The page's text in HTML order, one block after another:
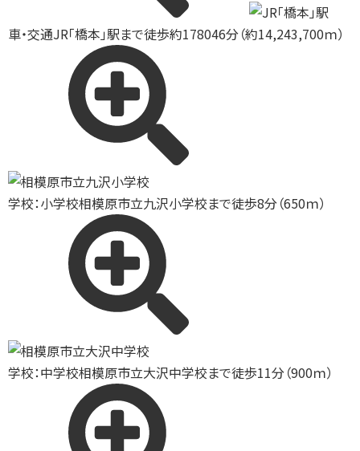
車・交通JR「橋本」駅まで徒歩約178046分（約14,243,700ｍ）
学校：小学校相模原市立九沢小学校まで徒歩8分（650ｍ）
学校：中学校相模原市立大沢中学校まで徒歩11分（900ｍ）